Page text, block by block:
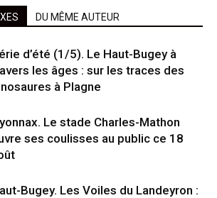
DU MÊME AUTEUR
d’été (1/5). Le Haut-Bugey à
les âges : sur les traces des
à Plagne
Le stade Charles-Mathon
ses coulisses au public ce 18
Bugey. Les Voiles du Landeyron :